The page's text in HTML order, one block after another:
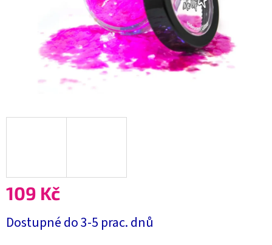
109 Kč
cena:
Dostupné do 3-5 prac. dnů